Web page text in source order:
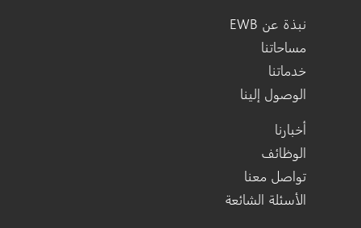
نبذة عن EWB
مساحاتنا
خدماتنا
الوصول إلينا
أخبارنا
الوظائف
تواصل معنا
الأسئلة الشائعة